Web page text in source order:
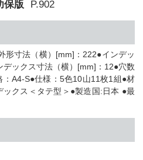
保版 P.902
形寸法（横）[mm]：222●インデッ
ックス寸法（横）[mm]：12●穴数
A4-S●仕様：5色10山11枚1組●材
クス＜タテ型＞●製造国:日本 ●最